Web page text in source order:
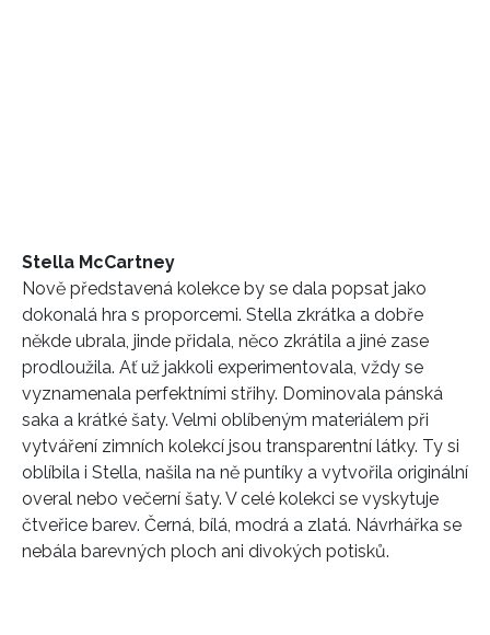
Stella McCartney
Nově představená kolekce by se dala popsat jako
dokonalá hra s proporcemi. Stella zkrátka a dobře
někde ubrala, jinde přidala, něco zkrátila a jiné zase
prodloužila. Ať už jakkoli experimentovala, vždy se
vyznamenala perfektními střihy. Dominovala pánská
saka a krátké šaty. Velmi oblíbeným materiálem při
vytváření zimních kolekcí jsou transparentní látky. Ty si
oblíbila i Stella, našila na ně puntíky a vytvořila originální
overal nebo večerní šaty. V celé kolekci se vyskytuje
čtveřice barev. Černá, bílá, modrá a zlatá. Návrhářka se
nebála barevných ploch ani divokých potisků.